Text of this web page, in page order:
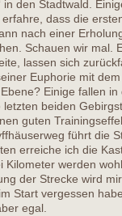
in den Stadtwald.
dass die
nach einer
Schauen wir mal.
lassen sich
Euphorie mit
Einige fallen in
beiden
guten
führt die
erreiche ich die
Kilometer werden
der Strecke wird
Start vergessen
egal.